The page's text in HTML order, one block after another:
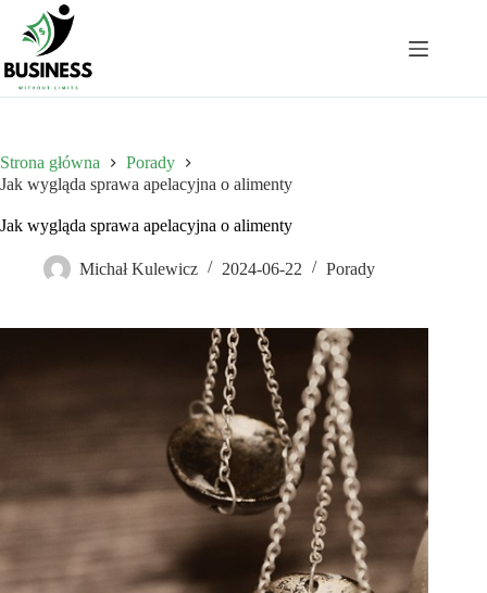
Przejdź
treści
Strona główna
Porady
Jak wygląda sprawa apelacyjna o alimenty
Jak wygląda sprawa apelacyjna o alimenty
Michał Kulewicz 2024-06-22 Porady